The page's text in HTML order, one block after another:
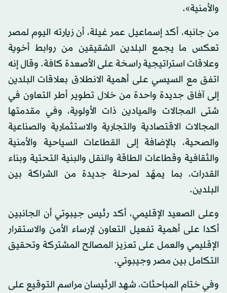
والأمنية».
من جانبه، أكد إسماعيل عمر غيلة، أن زيارته اليوم لمصر
تعكس ما يجمع البلدين الشقيقين من روابط أخوية
وعلاقات استراتيجية راسخة على الأصعدة كافة. وقال إنه
اتفق مع السيسي على أهمية الانطلاق بعلاقات البلدين
إلى آفاق جديدة واحدة من خلال تطوير أطر التعاون في
شتى المجالات والميادين ذات الأولوية، وفي مقدمتها
المجالات الاقتصادية والتجارية والاستثمارية والصناعية
والصحية، بالإضافة إلى القطاعات السياحية والأمنية
والثقافية وقطاعات الطاقة والنقل والبنية التحتية وبناء
القدرات، بما يمهّد لمرحلة جديدة من الشراكة بين
البلدين.
وعلى الصعيد الإقليمي، أكد رئيس جيبوتي أن الجانبين
أكدا على أهمية تفعيل التعاون لإرساء الأمن والاستقرار
الإقليمي والعمل على تعزيز المصالح المشتركة وتحقيق
التكامل بين مصر وجيبوتي.
وفي ختام المباحثات، شهد الرئيسان مراسم التوقيع على